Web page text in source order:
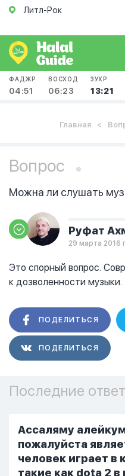
Литл-Рок
ФАДЖР
04:51
ВОСХОД
06:23
ЗУХР
13:21
Главная
Вопрос
Можна ли слушать
Руфат
29 марта 2016
Это спорный вопрос.
к дозволенности музыки.
ПОДЕЛИТЬСЯ
ПОДЕЛИТЬСЯ
Последние
Ассаляму
пожалуйста
человек играет
такие как dota 2